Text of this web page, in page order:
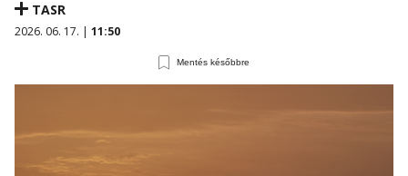
TASR
2026. 06. 17. | 11:50
Mentés későbbre